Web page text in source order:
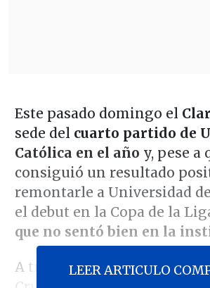
Este pasado domingo el
sede del cuarto partido de
Católica en el año y, pese a
consiguió un resultado
remontarle a Universidad
el debut en la Copa de la
que no sentó bien en la
A través de sus canales
LEER ARTICULO